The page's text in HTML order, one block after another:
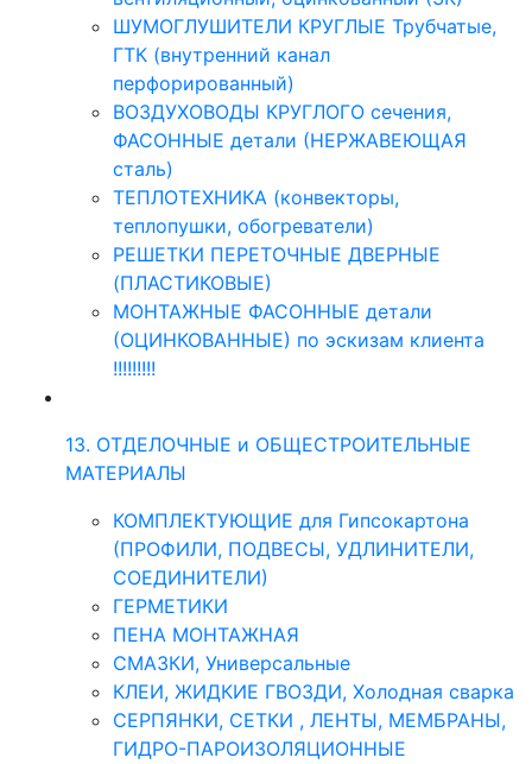
ШУМОГЛУШИТЕЛИ КРУГЛЫЕ Трубчатые,
ГТК (внутренний канал
перфорированный)
ВОЗДУХОВОДЫ КРУГЛОГО сечения,
ФАСОННЫЕ детали (НЕРЖАВЕЮЩАЯ
сталь)
ТЕПЛОТЕХНИКА (конвекторы,
теплопушки, обогреватели)
РЕШЕТКИ ПЕРЕТОЧНЫЕ ДВЕРНЫЕ
(ПЛАСТИКОВЫЕ)
МОНТАЖНЫЕ ФАСОННЫЕ детали
(ОЦИНКОВАННЫЕ) по эскизам клиента
!!!!!!!!!
13. ОТДЕЛОЧНЫЕ и ОБЩЕСТРОИТЕЛЬНЫЕ
МАТЕРИАЛЫ
КОМПЛЕКТУЮЩИЕ для Гипсокартона
(ПРОФИЛИ, ПОДВЕСЫ, УДЛИНИТЕЛИ,
СОЕДИНИТЕЛИ)
ГЕРМЕТИКИ
ПЕНА МОНТАЖНАЯ
СМАЗКИ, Универсальные
КЛЕИ, ЖИДКИЕ ГВОЗДИ, Холодная сварка
СЕРПЯНКИ, СЕТКИ , ЛЕНТЫ, МЕМБРАНЫ,
ГИДРО-ПАРОИЗОЛЯЦИОННЫЕ